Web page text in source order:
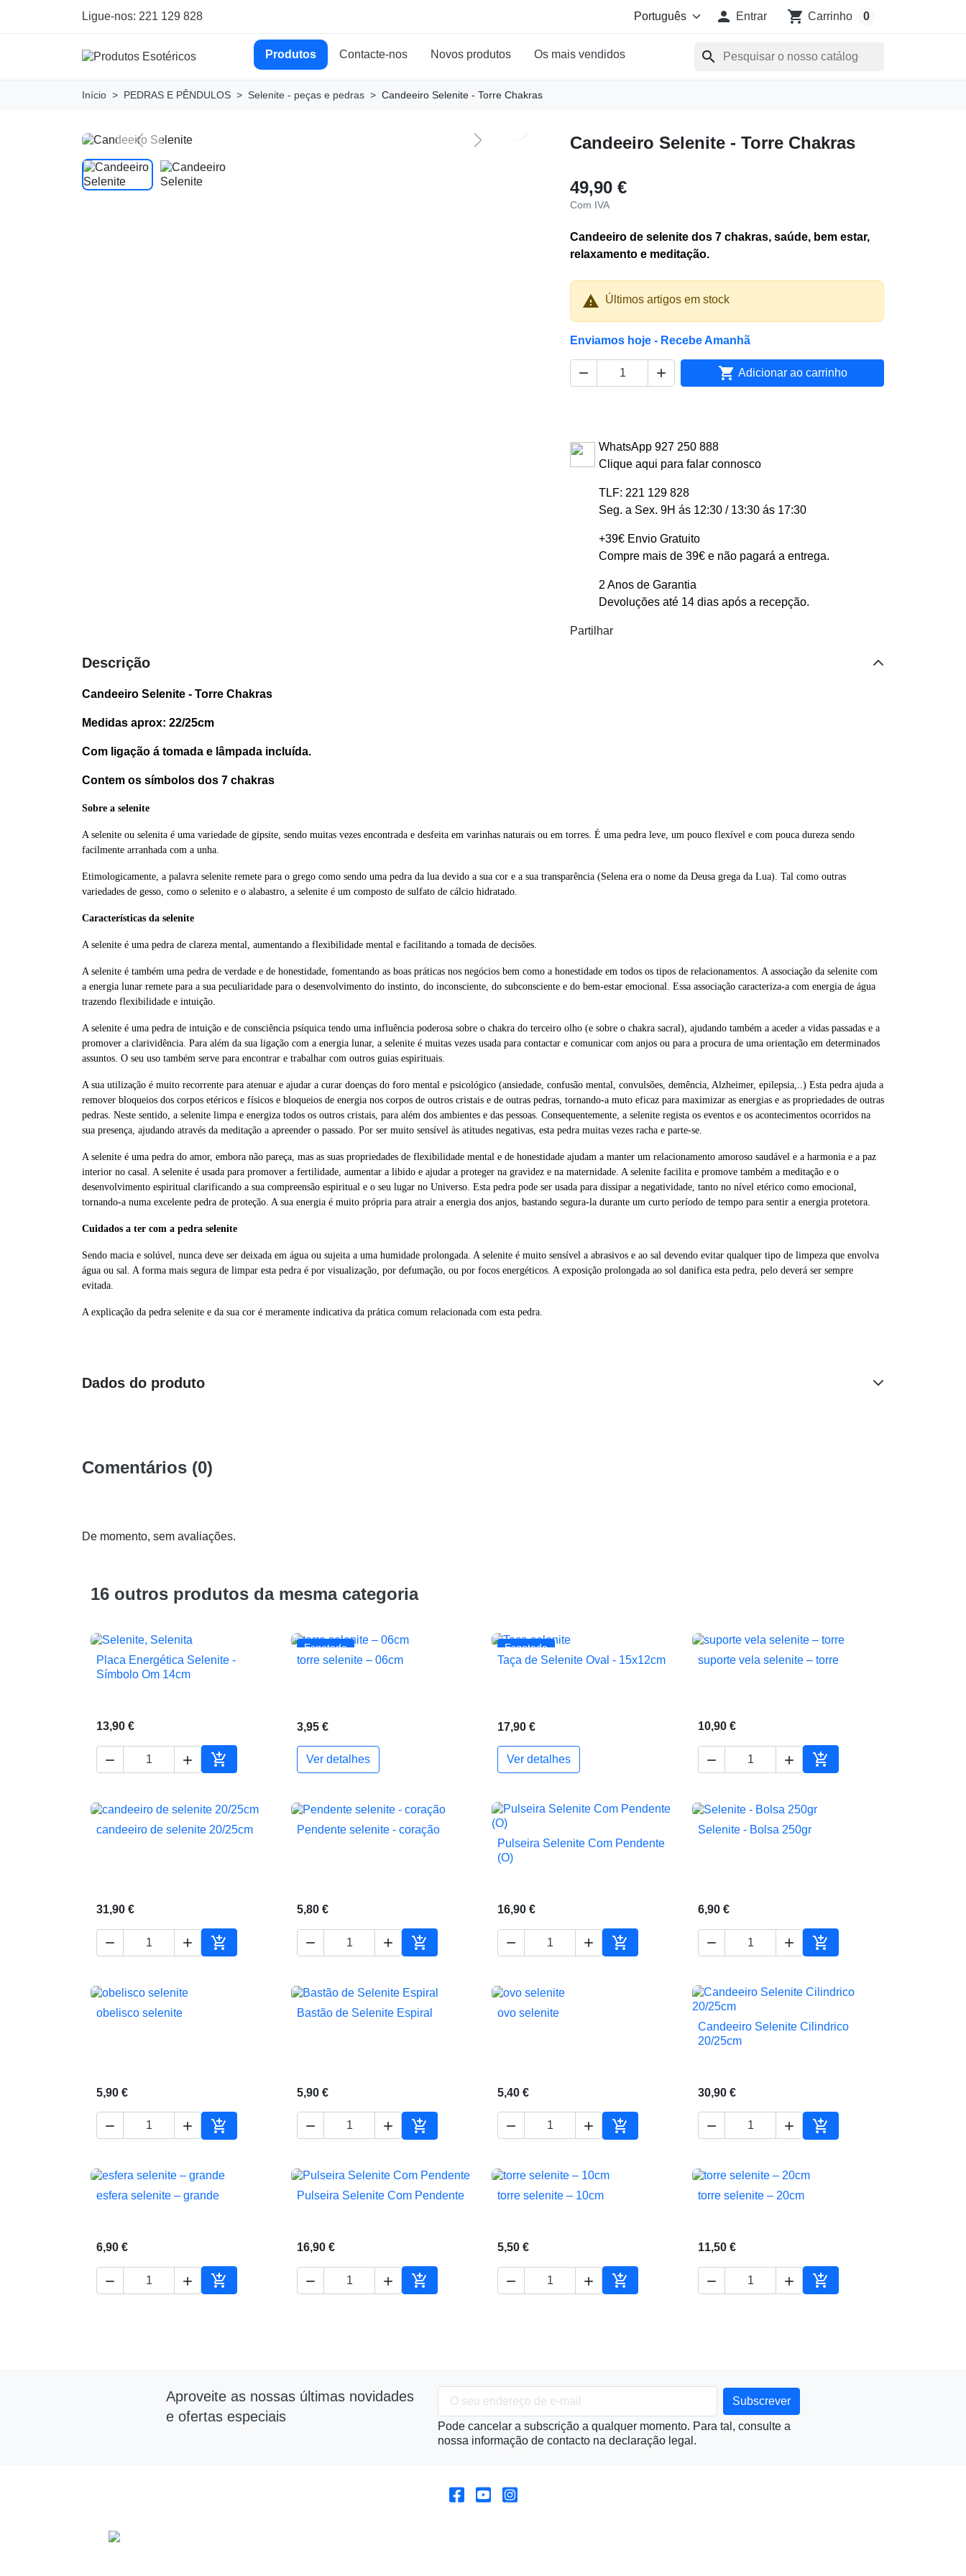
Ligue-nos: 221 129 828  Entrar shopping_cart Carrinho 0
Produtos Contacte-nos Novos produtos Os mais vendidos search
Início PEDRAS E PÊNDULOS Selenite - peças e pedras Candeeiro Selenite - Torre Chakras
Previous Next Candeeiro Selenite - Torre Chakras
49,90 €
Com IVA
Candeeiro de selenite dos 7 chakras, saúde, bem estar,
relaxamento e meditação.
 Últimos artigos em stock
Enviamos hoje - Recebe Amanhã
   Adicionar ao carrinho
WhatsApp 927 250 888
Clique aqui para falar connosco
TLF: 221 129 828
Seg. a Sex. 9H ás 12:30 / 13:30 ás 17:30
+39€ Envio Gratuito
Compre mais de 39€ e não pagará a entrega.
2 Anos de Garantia
Devoluções até 14 dias após a recepção.
Partilhar
Descrição
Candeeiro Selenite - Torre Chakras
Medidas aprox: 22/25cm
Com ligação á tomada e lâmpada incluída.
Contem os símbolos dos 7 chakras
Sobre a selenite
A selenite ou selenita é uma variedade de gipsite, sendo muitas vezes encontrada e desfeita em varinhas naturais ou em torres. É uma pedra leve, um pouco flexível e com pouca dureza sendo
facilmente arranhada com a unha.
Etimologicamente, a palavra selenite remete para o grego como sendo uma pedra da lua devido a sua cor e a sua transparência (Selena era o nome da Deusa grega da Lua). Tal como outras
variedades de gesso, como o selenito e o alabastro, a selenite é um composto de sulfato de cálcio hidratado.
Características da selenite
A selenite é uma pedra de clareza mental, aumentando a flexibilidade mental e facilitando a tomada de decisões.
A selenite é também uma pedra de verdade e de honestidade, fomentando as boas práticas nos negócios bem como a honestidade em todos os tipos de relacionamentos. A associação da selenite com
a energia lunar remete para a sua peculiaridade para o desenvolvimento do instinto, do inconsciente, do subconsciente e do bem-estar emocional. Essa associação caracteriza-a com energia de água
trazendo flexibilidade e intuição.
A selenite é uma pedra de intuição e de consciência psíquica tendo uma influência poderosa sobre o chakra do terceiro olho (e sobre o chakra sacral), ajudando também a aceder a vidas passadas e a
promover a clarividência. Para além da sua ligação com a energia lunar, a selenite é muitas vezes usada para contactar e comunicar com anjos ou para a procura de uma orientação em determinados
assuntos. O seu uso também serve para encontrar e trabalhar com outros guias espirituais.
A sua utilização é muito recorrente para atenuar e ajudar a curar doenças do foro mental e psicológico (ansiedade, confusão mental, convulsões, demência, Alzheimer, epilepsia,..) Esta pedra ajuda a
remover bloqueios dos corpos etéricos e físicos e bloqueios de energia nos corpos de outros cristais e de outras pedras, tornando-a muto eficaz para maximizar as energias e as propriedades de outras
pedras. Neste sentido, a selenite limpa e energiza todos os outros cristais, para além dos ambientes e das pessoas. Consequentemente, a selenite regista os eventos e os acontecimentos ocorridos na
sua presença, ajudando através da meditação a apreender o passado. Por ser muito sensível às atitudes negativas, esta pedra muitas vezes racha e parte-se.
A selenite é uma pedra do amor, embora não pareça, mas as suas propriedades de flexibilidade mental e de honestidade ajudam a manter um relacionamento amoroso saudável e a harmonia e a paz
interior no casal. A selenite é usada para promover a fertilidade, aumentar a libido e ajudar a proteger na gravidez e na maternidade. A selenite facilita e promove também a meditação e o
desenvolvimento espiritual clarificando a sua compreensão espiritual e o seu lugar no Universo. Esta pedra pode ser usada para dissipar a negatividade, tanto no nível etérico como emocional,
tornando-a numa excelente pedra de proteção. A sua energia é muito própria para atrair a energia dos anjos, bastando segura-la durante um curto período de tempo para sentir a energia protetora.
Cuidados a ter com a pedra selenite
Sendo macia e solúvel, nunca deve ser deixada em água ou sujeita a uma humidade prolongada. A selenite é muito sensível a abrasivos e ao sal devendo evitar qualquer tipo de limpeza que envolva
água ou sal. A forma mais segura de limpar esta pedra é por visualização, por defumação, ou por focos energéticos. A exposição prolongada ao sol danifica esta pedra, pelo deverá ser sempre
evitada.
A explicação da pedra selenite e da sua cor é meramente indicativa da prática comum relacionada com esta pedra.
Dados do produto
Comentários (0)
De momento, sem avaliações.
16 outros produtos da mesma categoria
 Vista rápida
Placa Energética Selenite -
Símbolo Om 14cm
13,90 €
  
Adicionar ao carrinho
Esgotado
 Vista rápida
torre selenite – 06cm
3,95 €
Ver detalhes
Esgotado
 Vista rápida
Taça de Selenite Oval - 15x12cm
17,90 €
Ver detalhes
 Vista rápida
suporte vela selenite – torre
10,90 €
  
Adicionar ao carrinho
 Vista rápida
candeeiro de selenite 20/25cm
31,90 €
  
Adicionar ao carrinho
 Vista rápida
Pendente selenite - coração
5,80 €
  
Adicionar ao carrinho
 Vista rápida
Pulseira Selenite Com Pendente
(O)
16,90 €
  
Adicionar ao carrinho
 Vista rápida
Selenite - Bolsa 250gr
6,90 €
  
Adicionar ao carrinho
 Vista rápida
obelisco selenite
5,90 €
  
Adicionar ao carrinho
 Vista rápida
Bastão de Selenite Espiral
5,90 €
  
Adicionar ao carrinho

ovo selenite
5,40 €
  
Adicionar ao carrinho
 Vista rápida
Candeeiro Selenite Cilindrico
20/25cm
30,90 €
  
Adicionar ao carrinho
 Vista rápida
esfera selenite – grande
6,90 €
  
Adicionar ao carrinho
 Vista rápida
Pulseira Selenite Com Pendente
16,90 €
  
Adicionar ao carrinho
 Vista rápida
torre selenite – 10cm
5,50 €
  
Adicionar ao carrinho
 Vista rápida
torre selenite – 20cm
11,50 €
  
Adicionar ao carrinho
Aproveite as nossas últimas novidades
e ofertas especiais
Pode cancelar a subscrição a qualquer momento. Para tal, consulte a
nossa informação de contacto na declaração legal.